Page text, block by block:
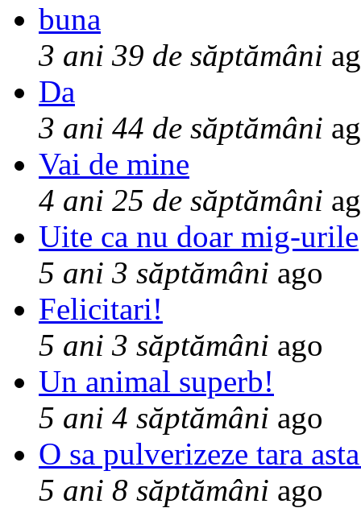
buna
3 ani 39 de săptămâni
Da
3 ani 44 de săptămâni
Vai de mine
4 ani 25 de săptămâni
Uite ca nu doar mig-urile
5 ani 3 săptămâni ago
Felicitari!
5 ani 3 săptămâni ago
Un animal superb!
5 ani 4 săptămâni ago
O sa pulverizeze tara
5 ani 8 săptămâni ago